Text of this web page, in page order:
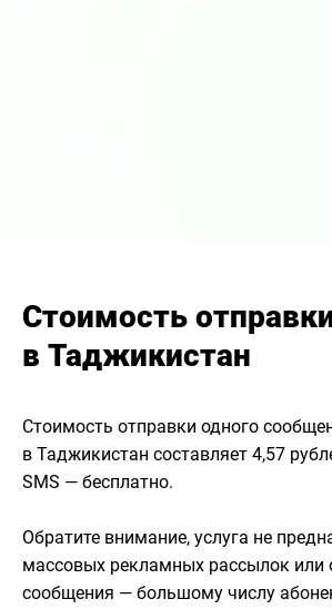
Стоимость
в Таджикистан
Стоимость отправки одного
в Таджикистан составляет 4,57
SMS — бесплатно.
Обратите внимание, услуга не
массовых рекламных рассылок или
сообщения — большому числу